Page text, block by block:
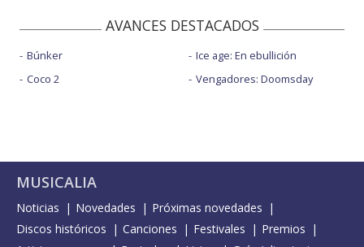
AVANCES DESTACADOS
Búnker
Coco 2
Ice age: En ebullición
Vengadores: Doomsday
MUSICALIA
Noticias Novedades
Próximas novedades
Discos históricos
Canciones Festivales
Premios